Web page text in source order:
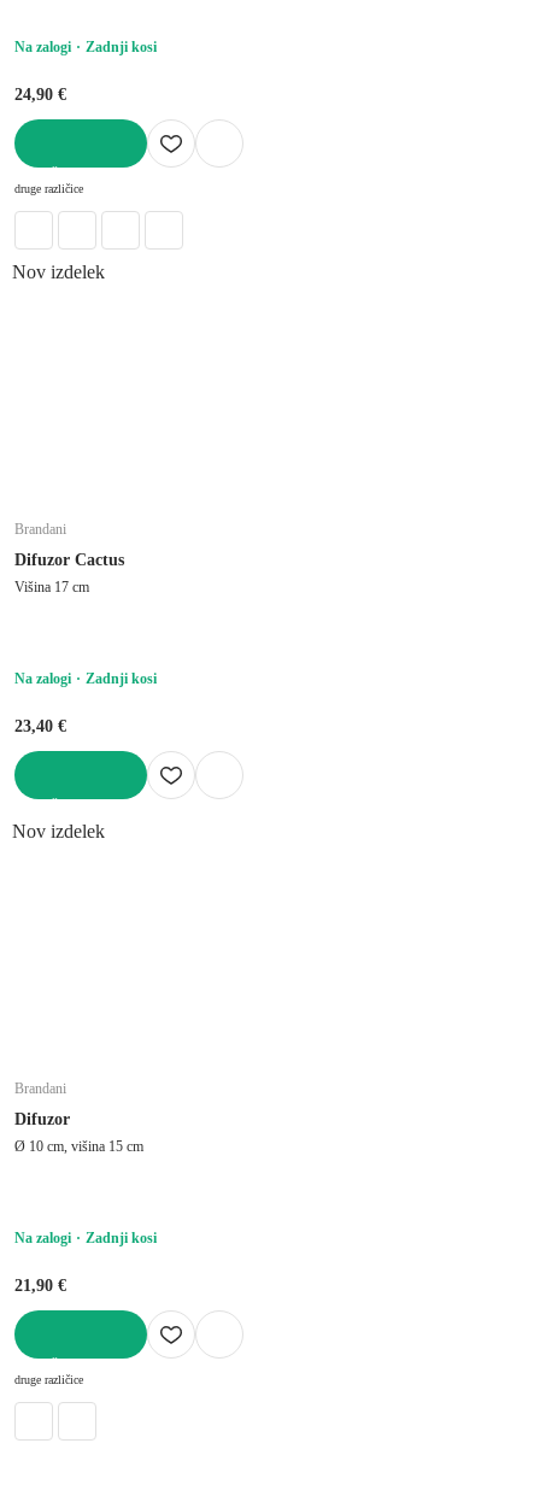
Na zalogi Zadnji kosi
24,90 €
druge različice
Nov izdelek
Brandani
Difuzor Cactus
Višina 17 cm
Na zalogi Zadnji kosi
23,40 €
Nov izdelek
Brandani
Difuzor
Ø 10 cm, višina 15 cm
Na zalogi Zadnji kosi
21,90 €
druge različice